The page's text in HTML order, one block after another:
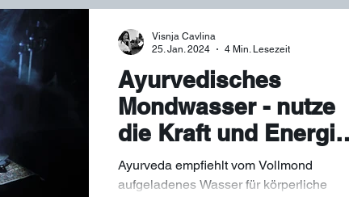
Ayurvedisches
Mondwasser - nutze
die Kraft und Energie
des Vollmondes
Ayurveda empfiehlt vom Vollmond
aufgeladenes Wasser für körperliche
Visnja Cavlina
25. Jan. 2024
4 Min. Lesezeit